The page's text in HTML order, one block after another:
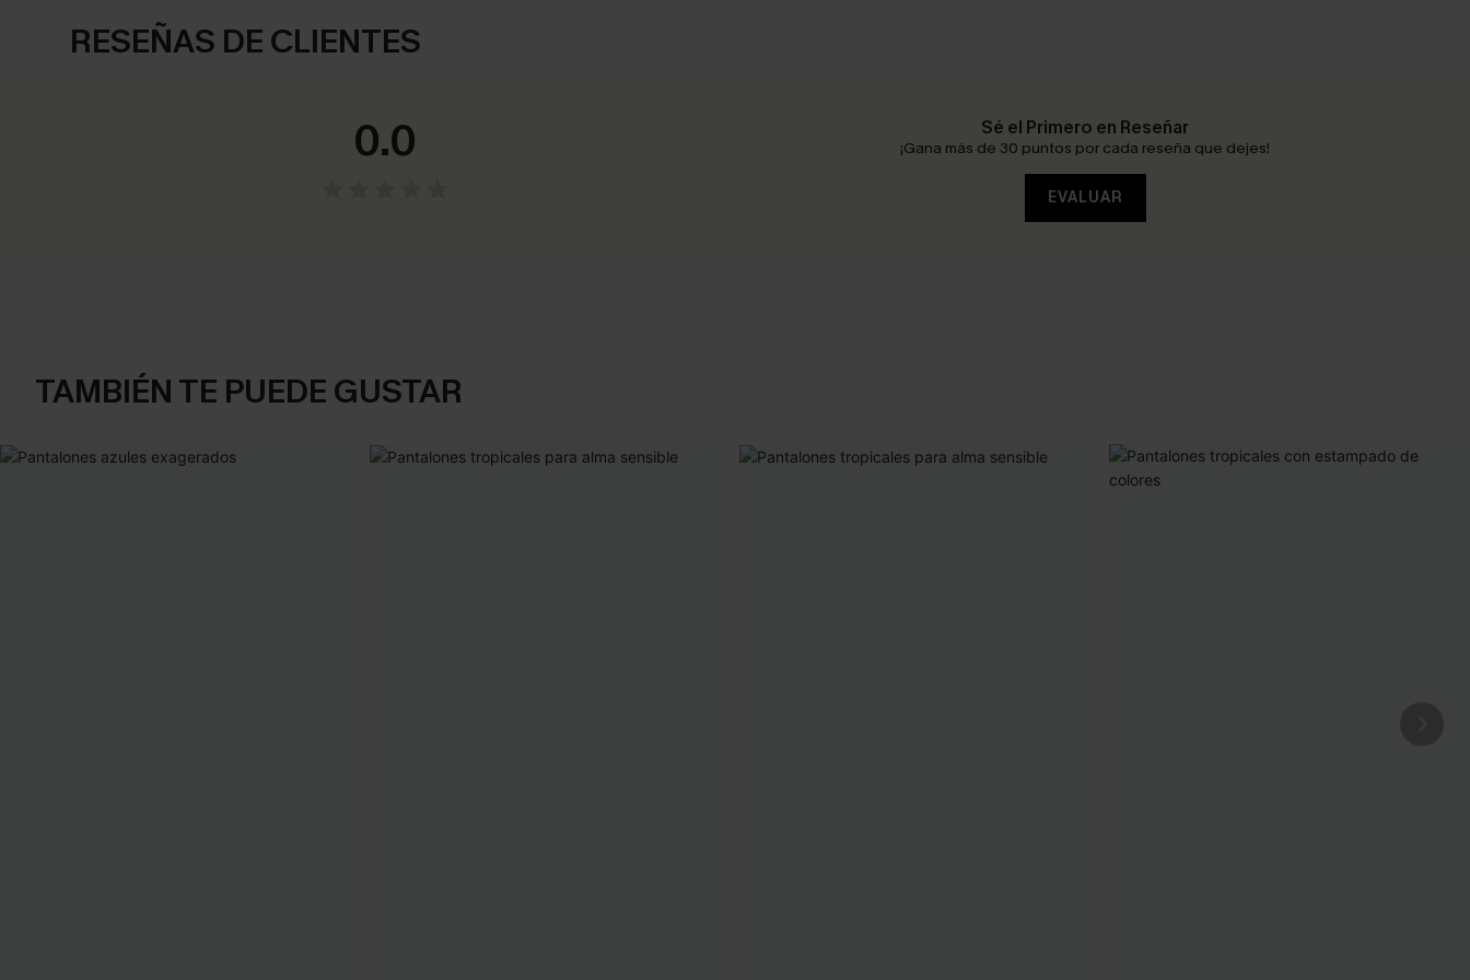
RESEÑAS DE CLIENTES
0.0 Sé el Primero en Reseñar
¡Gana más de 30 puntos por cada reseña que dejes!
EVALUAR
TAMBIÉN TE PUEDE GUSTAR